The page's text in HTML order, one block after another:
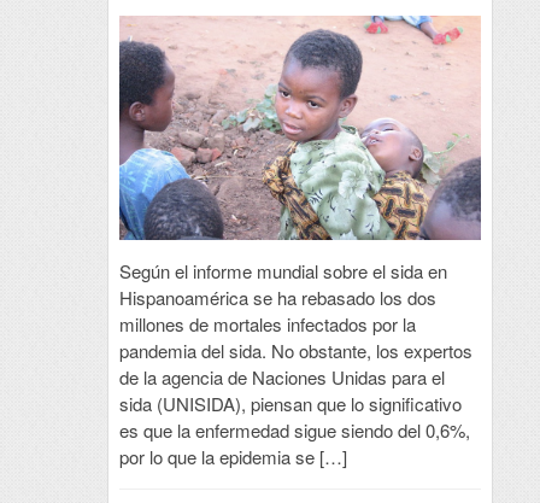
Según el informe mundial sobre el sida en
Hispanoamérica se ha rebasado los dos
millones de mortales infectados por la
pandemia del sida. No obstante, los expertos
de la agencia de Naciones Unidas para el
sida (UNISIDA), piensan que lo significativo
es que la enfermedad sigue siendo del 0,6%,
por lo que la epidemia se […]